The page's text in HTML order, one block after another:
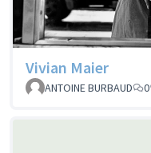
Vivian Maier
ANTOINE BURBAUD
0